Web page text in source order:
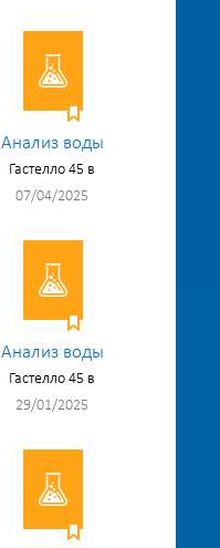
Анализ воды
Гастелло 45 в
07/04/2025
Анализ воды
Гастелло 45 в
29/01/2025